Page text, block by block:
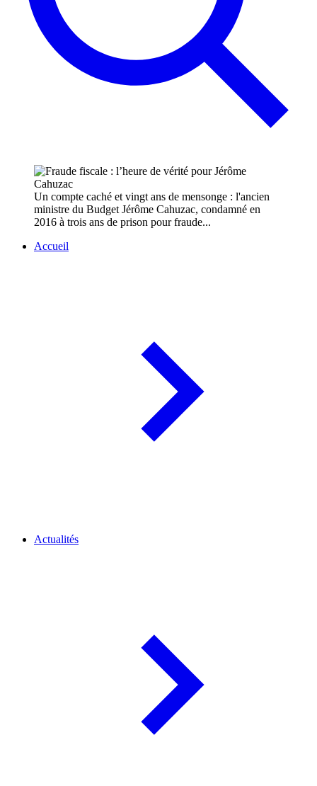
Un compte caché et vingt ans de mensonge : l'ancien
ministre du Budget Jérôme Cahuzac, condamné en
2016 à trois ans de prison pour fraude...
Accueil
Actualités